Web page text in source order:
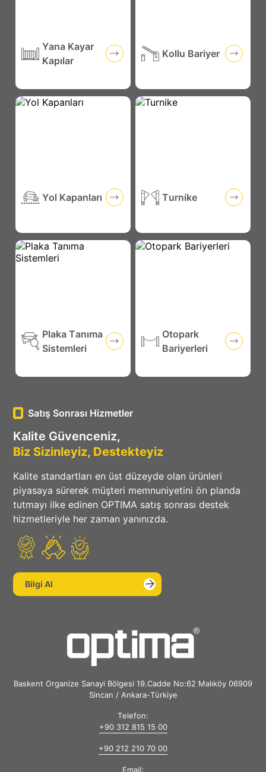
Yana Kayar
Kapılar
Kollu Bariyer
Yol Kapanları Turnike
Plaka Tanıma
Sistemleri
Otopark
Bariyerleri
Satış Sonrası Hizmetler
Kalite Güvenceniz,
Biz Sizinleyiz, Destekteyiz
Kalite standartları en üst düzeyde olan ürünleri
piyasaya sürerek müşteri memnuniyetini ön planda
tutmayı ilke edinen OPTIMA satış sonrası destek
hizmetleriyle her zaman yanınızda.
Bilgi Al
Baskent Organize Sanayi Bölgesi 19.Cadde No:62 Malıköy 06909
Sincan / Ankara-Türkiye
Telefon:
+90 312 815 15 00
+90 212 210 70 00
Email: